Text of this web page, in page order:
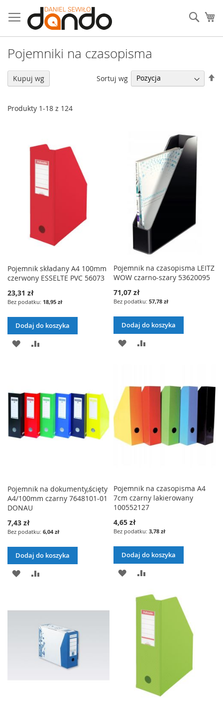
do
treści
Pojemniki na czasopisma
Produkty 1-18 z 124
Sortuj wg
Pojemnik składany A4 100mm
czerwony ESSELTE PVC 56073
23,31 zł
18,95 zł
Dodaj do koszyka
DODAJ
ŻYCZEŃ
Pojemnik na czasopisma LEITZ
WOW czarno-szary 53620095
71,07 zł
57,78 zł
Dodaj do koszyka
DODAJ
ŻYCZEŃ
Pojemnik na dokumenty,ścięty
A4/100mm czarny 7648101-01
DONAU
7,43 zł
6,04 zł
Dodaj do koszyka
DODAJ
ŻYCZEŃ
Pojemnik na czasopisma A4
7cm czarny lakierowany
100552127
4,65 zł
3,78 zł
Dodaj do koszyka
DODAJ
Kupuj wg